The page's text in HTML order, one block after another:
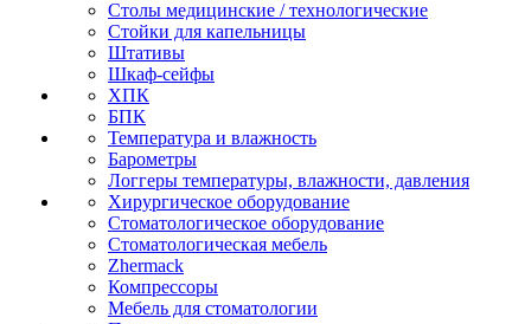
Столы медицинские / технологические
Стойки для капельницы
Штативы
Шкаф-сейфы
ХПК
БПК
Температура и влажность
Барометры
Логгеры температуры, влажности, давления
Хирургическое оборудование
Стоматологическое оборудование
Стоматологическая мебель
Zhermack
Компрессоры
Мебель для стоматологии